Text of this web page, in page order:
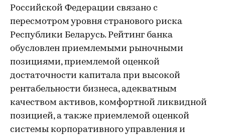
Российской Федерации связано с
пересмотром уровня странового риска
Республики Беларусь. Рейтинг банка
обусловлен приемлемыми рыночными
позициями, приемлемой оценкой
достаточности капитала при высокой
рентабельности бизнеса, адекватным
качеством активов, комфортной ликвидной
позицией, а также приемлемой оценкой
системы корпоративного управления и